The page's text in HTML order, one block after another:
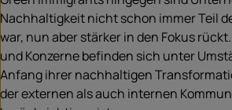
Nachhaltigkeit nicht schon immer Teil
war, nun aber stärker in den Fokus
und Konzerne befinden sich unter
Anfang ihrer nachhaltigen
der externen als auch internen